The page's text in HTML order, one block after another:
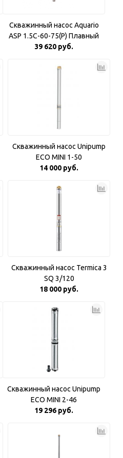
Скважинный насос Aquario
ASP 1.5С-60-75(P) Плавный
пуск
39 620 руб.
Скважинный насос Unipump
ECO MINI 1-50
14 000 руб.
Скважинный насос Termica 3
SQ 3/120
18 000 руб.
Скважинный насос Unipump
ECO MINI 2-46
19 296 руб.